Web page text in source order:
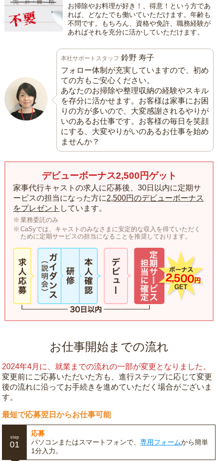
お掃除やお料理が好き！、得意！という方であ
れば、どなたでも働いていただけます。年齢も
不問です。もちろん、資格や免許、職務経験が
あればそれを充分に活かしていただけます。
本社サポートスタッフ 鈴野 寿子
フォロー体制が充実していますので、初め
ての方もご安心ください。
あなたのお掃除や整理収納の経験やスキル
を存分に活かせます。お客様は家事にお困
りの方が多いので、大変感謝されるやりが
いのあるお仕事です。お客様の毎日を笑顔
にする、大変やりがいのあるお仕事を始め
ませんか？
デビューボーナス2,500円ゲット
家事代行キャストの求人に応募後、30日以内に定期サ
ービスの担当になった方に2,500円のデビューボーナス
をプレゼント しています。
業務委託のみ
CaSyでは、キャストのみなさまに安定的な収入を得ていただく
ために定期サービスの担当になることを推奨しております。
お仕事開始までの流れ
2024年4月に、就業までの流れの一部が変更となりました。
変更前にご応募いただいた方も、進行ステップに応じて変更
後の流れに沿ってお手続きを進めていただく場合がございま
す。
最短で応募翌日からお仕事可能
step
01
応募
パソコンまたはスマートフォンで、専用フォームから簡単
1分入力。